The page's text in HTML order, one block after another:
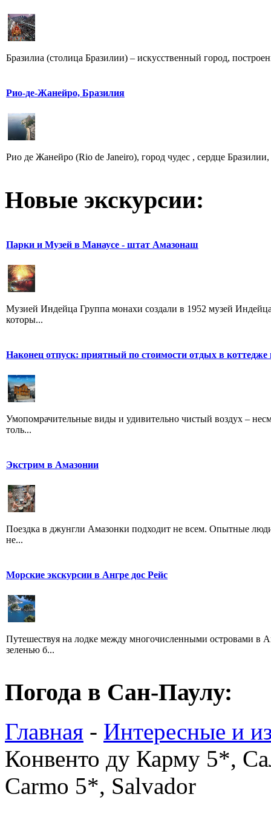
Бразилиа (столица Бразилии) – искусственный город,
Рио-де-Жанейро, Бразилия
Рио де Жанейро (Rio de Janeiro), город чудес , сердце
Новые экскурсии:
Парки и Музей в Манаусе - штат Амазонаш
Музией Индейца Группа монахи создали в 1952 музей
которы...
Наконец отпуск: приятный по стоимости отдых в коттедже
Умопомрачительные виды и удивительно чистый воздух –
толь...
Экстрим в Амазонии
Поездка в джунгли Амазонки подходит не всем. Опытные
не...
Морские экскурсии в Ангре дос Рейс
Путешествуя на лодке между многочисленными островами в
зеленью б...
Погода в Сан-Паулу:
Главная - Интересные и
Конвенто ду Карму 5*,
Carmo 5*, Salvador